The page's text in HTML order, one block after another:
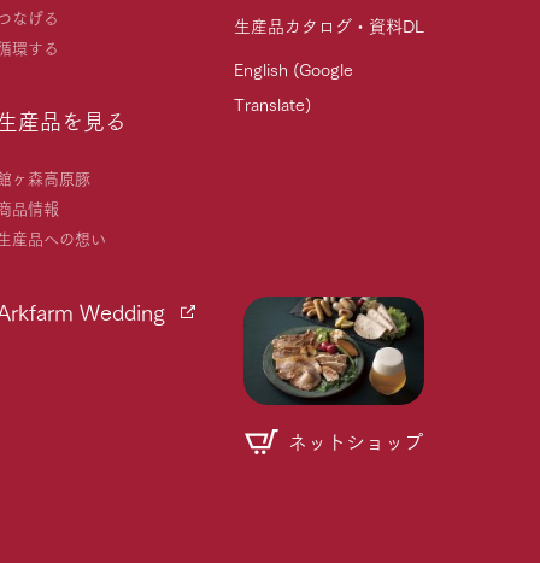
なげる
環する
産品を見る
ヶ森高原豚
品情報
産品への想い
Wedding
生産品カタログ・資料DL
English (Google
Translate)
ネットショップ